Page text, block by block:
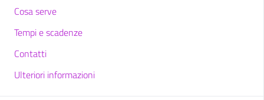
Cosa serve
Tempi e scadenze
Contatti
Ulteriori informazioni